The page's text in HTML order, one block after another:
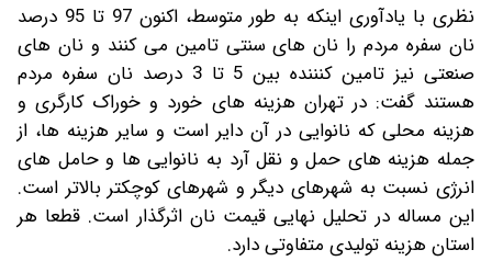
نظری با یادآوری اینکه به طور متوسط، اکنون 97 تا 95 درصد
نان سفره مردم را نان های سنتی تامین می کنند و نان های
صنعتی نیز تامین کنننده بین 5 تا 3 درصد نان سفره مردم
هستند گفت: در تهران هزینه های خورد و خوراک کارگری و
هزینه محلی که نانوایی در آن دایر است و سایر هزینه ها، از
جمله هزینه های حمل و نقل آرد به نانوایی ها و حامل های
انرژی نسبت به شهرهای دیگر و شهرهای کوچکتر بالاتر است.
این مساله در تحلیل نهایی قیمت نان اثرگذار است. قطعا هر
استان هزینه تولیدی متفاوتی دارد.